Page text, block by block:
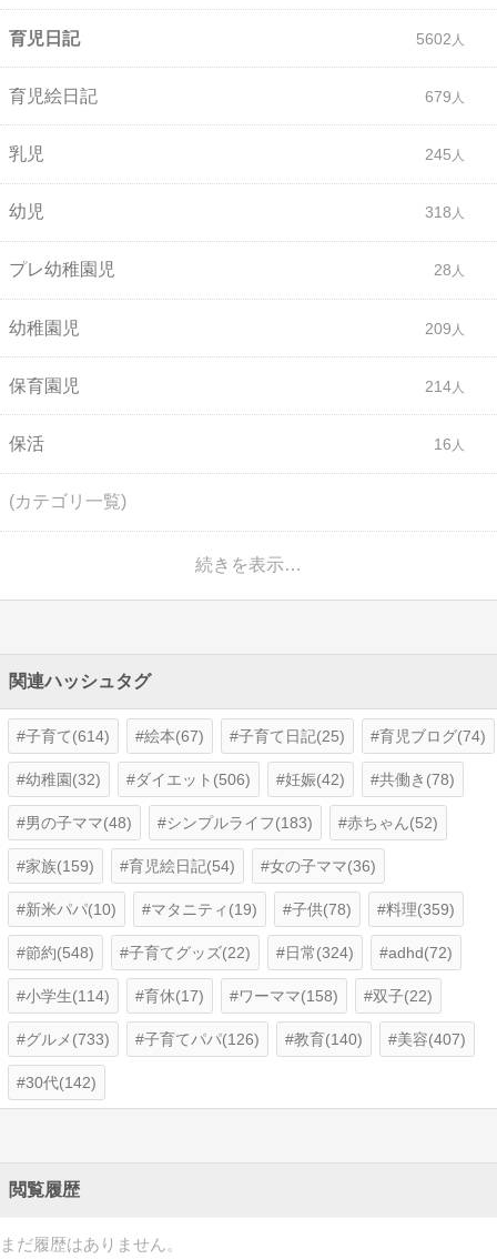
育児日記 5602
育児絵日記 679
乳児 245
幼児 318
プレ幼稚園児 28
幼稚園児 209
保育園児 214
保活 16
(カテゴリ一覧)
続きを表示…
関連ハッシュタグ
子育て(614) 絵本(67) 子育て日記(25) 育児ブログ(74)
幼稚園(32) ダイエット(506) 妊娠(42) 共働き(78)
男の子ママ(48) シンプルライフ(183) 赤ちゃん(52)
家族(159) 育児絵日記(54) 女の子ママ(36)
新米パパ(10) マタニティ(19) 子供(78) 料理(359)
節約(548) 子育てグッズ(22) 日常(324) adhd(72)
小学生(114) 育休(17) ワーママ(158) 双子(22)
グルメ(733) 子育てパパ(126) 教育(140) 美容(407)
30代(142)
閲覧履歴
まだ履歴はありません。